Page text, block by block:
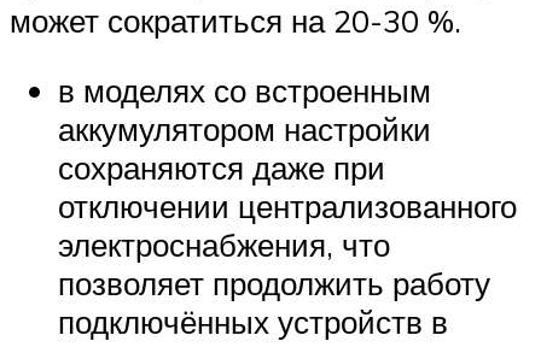
может сократиться на 20-30 %.
в моделях со встроенным
аккумулятором настройки
сохраняются даже при
отключении централизованного
электроснабжения, что
позволяет продолжить работу
подключённых устройств в